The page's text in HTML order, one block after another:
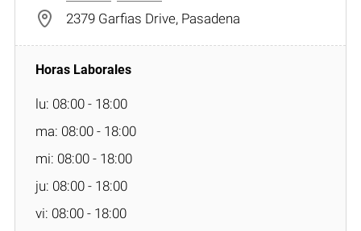
2379 Garfias Drive, Pasadena
lu: 08:00 - 18:00
ma: 08:00 - 18:00
mi: 08:00 - 18:00
ju: 08:00 - 18:00
vi: 08:00 - 18:00